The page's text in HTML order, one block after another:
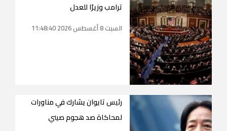
ترامب وزيرًا للعدل
السبت 8 أغسطس 2026 11:48:40
رئيس تايوان يشارك في مناورات
لمحاكاة صد هجوم صيني